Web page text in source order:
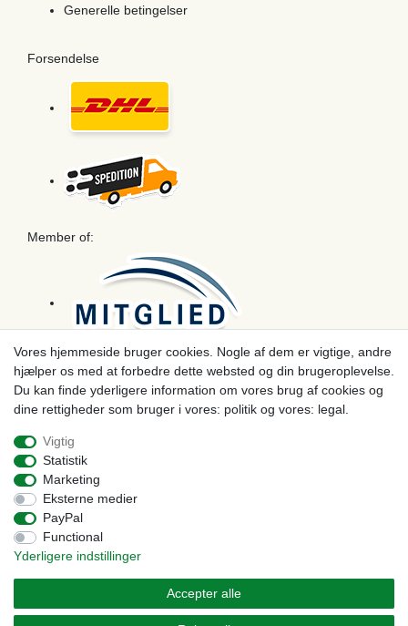
Generelle betingelser
Forsendelse
Member of:
Betaling
Withdraw from contract here Kontakt
Vores hjemmeside bruger cookies. Nogle af dem er vigtige, andre
hjælper os med at forbedre dette websted og din brugeroplevelse.
Du kan finde yderligere information om vores brug af cookies og
dine rettigheder som bruger i vores: politik og vores: legal.
Vigtig
Statistik
Marketing
Eksterne medier
PayPal
Functional
Yderligere indstillinger
Accepter alle